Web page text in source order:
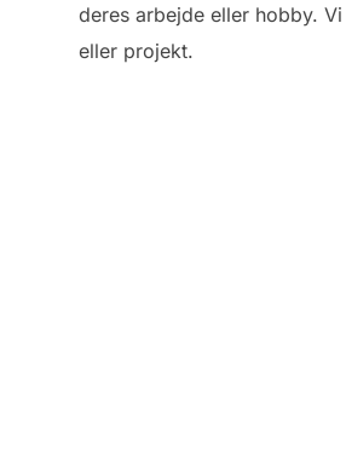
deres arbejde eller hobby.
eller projekt.